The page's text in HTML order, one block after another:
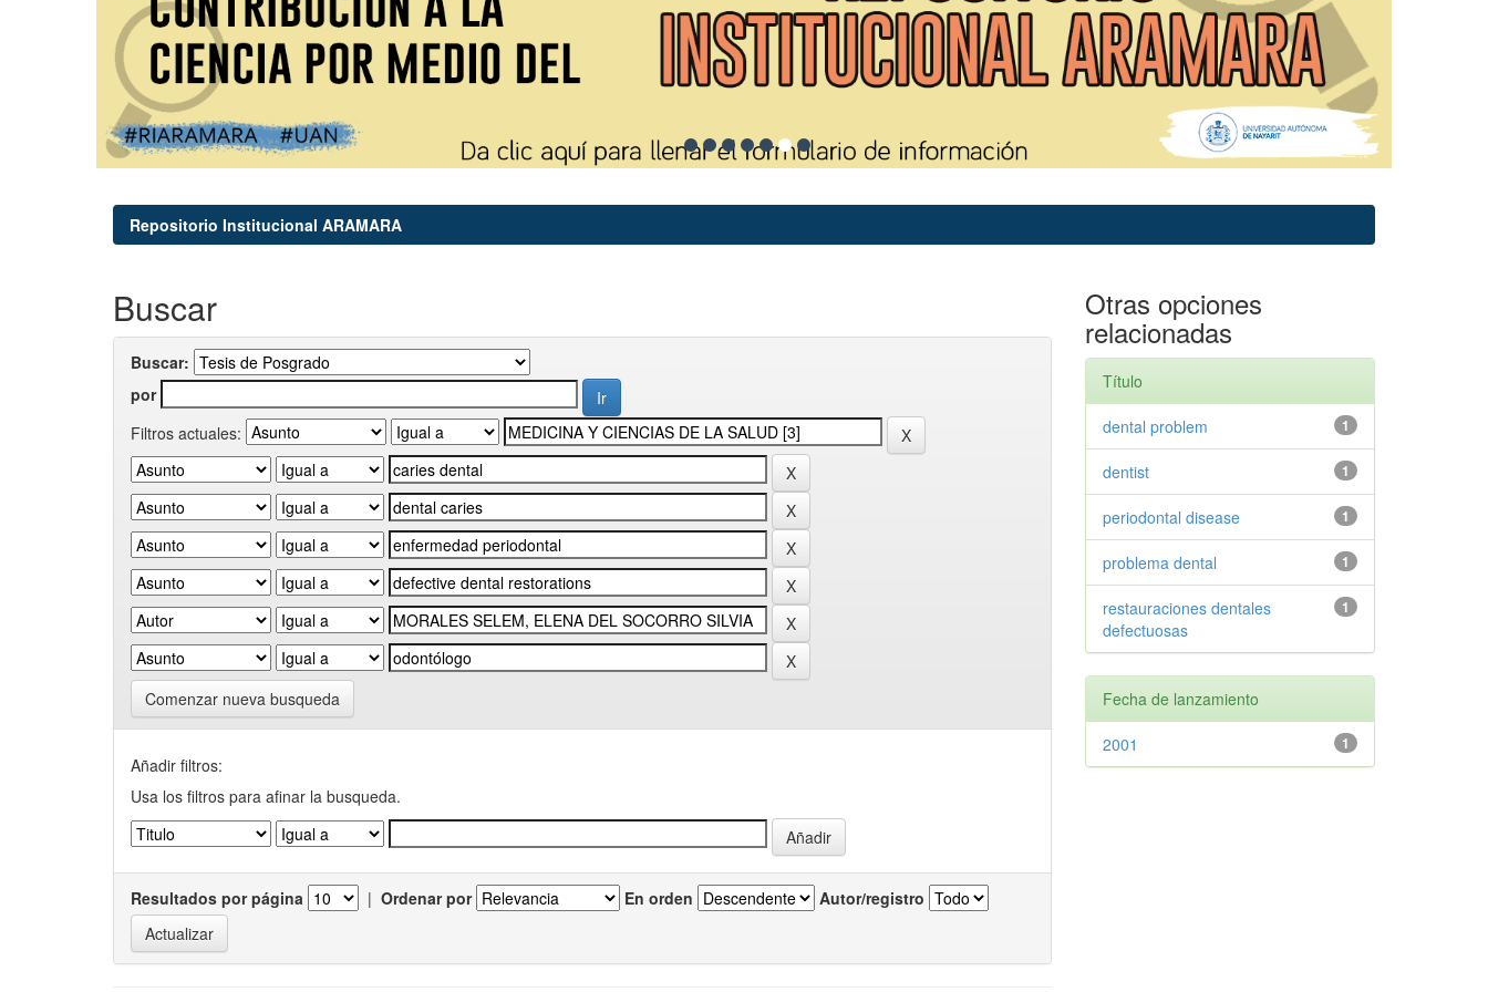
Repositorio Institucional ARAMARA
Buscar
Buscar:
por
Filtros actuales:
Comenzar nueva busqueda
Añadir filtros:
Usa los filtros para afinar la busqueda.
Resultados por página | Ordenar por En orden Autor/registro
Otras opciones
relacionadas
Título
1
dental problem
1
dentist
1
periodontal disease
1
problema dental
1
restauraciones dentales
defectuosas
Fecha de lanzamiento
1
2001